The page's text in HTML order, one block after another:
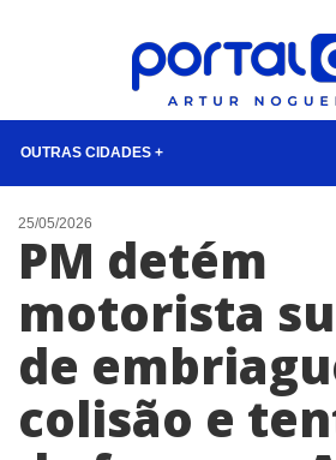
OUTRAS CIDADES +
NOTÍCIAS
LISTA DIGITAL
TELEFONES ÚTEIS
QUEM SOMOS
CONTATO
ANUNCIE
25/05/2026
PM detém
motorista
de
colisão e